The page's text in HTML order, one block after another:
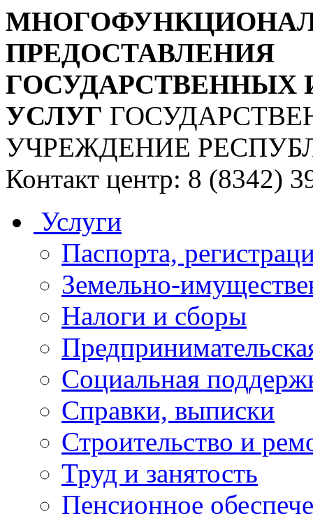
ПРЕДОСТАВЛЕНИЯ
УСЛУГ
УЧРЕЖДЕНИЕ
Контакт центр: 8 (8342)
Услуги
Паспорта,
Земельно-
Налоги и сборы
Социальная
Справки, выписки
Строительство и
Труд и занятость
Пенсионное